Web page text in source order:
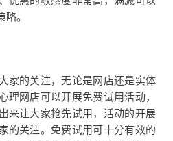
。
家的关注，无论是网店还是实体
理网店可以开展免费试用活动，
来让大家抢先试用，活动的开展
的关注。免费试用可十分有效的